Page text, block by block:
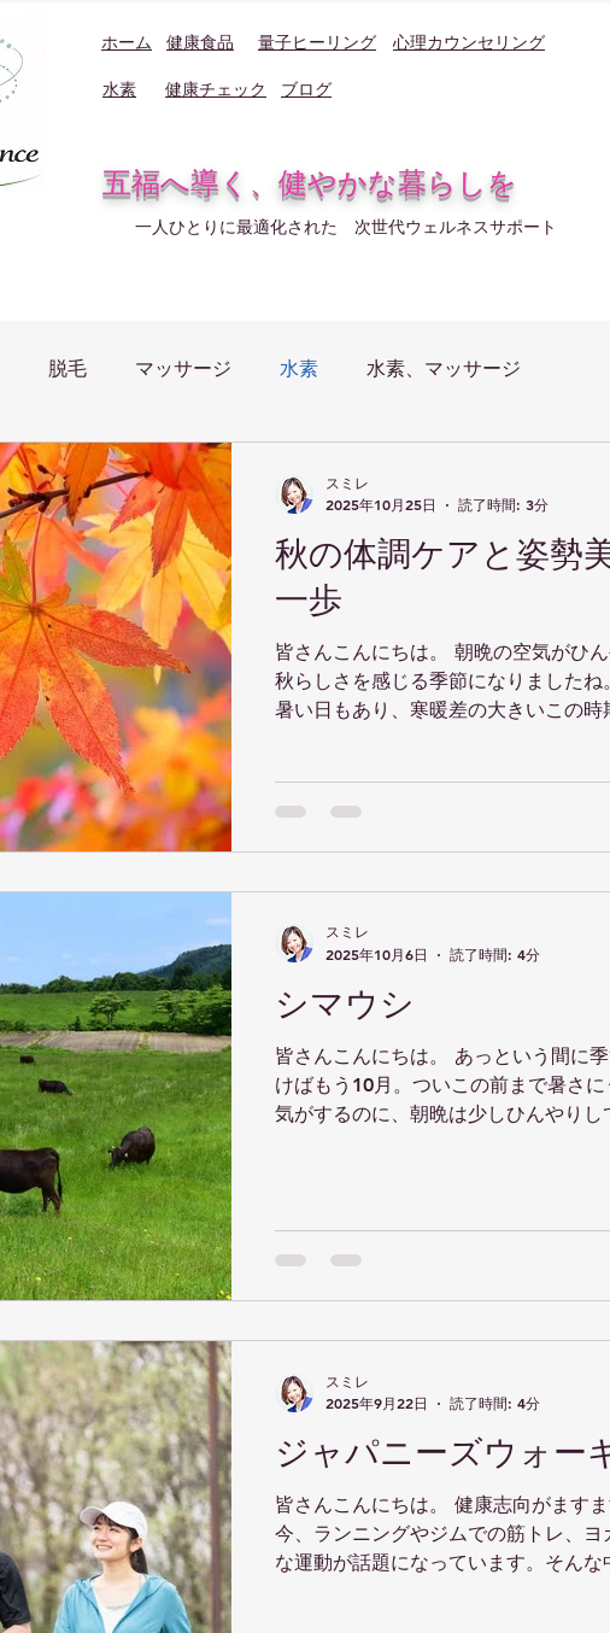
ホーム 健康食品 量子ヒーリング 心理カウンセリング
水素 健康チェック ブログ
五福へ導く、健やかな暮らしを
一人ひとりに最適化された 次世代ウェルネスサポート
脱毛 マッサージ 水素 水素、マッサージ
秋の体調ケアと姿勢
一歩
皆さんこんにちは。 朝晩の空気がひん
秋らしさを感じる季節になりましたね
暑い日もあり、寒暖差の大きいこの時
乱れが大きく関係しており、早めのケ
日は、 秋の体調ケアと姿勢美人への
を向いたままの姿勢で顔のたるみが気
も多いでしょう。長時間同じ姿勢でい
肩こりや頭痛などの不調にもつながり
るときはできるだけ顔を上げ、両肩を
識してみてください。胸を開いて深呼
も、気分が軽くなり、体の巡りが整って
知人に元バレリーナの方がいますが、
スミレ
2025年10月25日
読了時間: 3分
シマウシ
皆さんこんにちは。 あっという間に
けばもう10月。ついこの前まで暑さ
気がするのに、朝晩は少しひんやりし
スミレ
2025年10月6日
読了時間: 4分
ジャパニーズウォー
皆さんこんにちは。 健康志向がます
今、ランニングやジムでの筋トレ、ヨ
な運動が話題になっています。そんな
スミレ
2025年9月22日
読了時間: 4分